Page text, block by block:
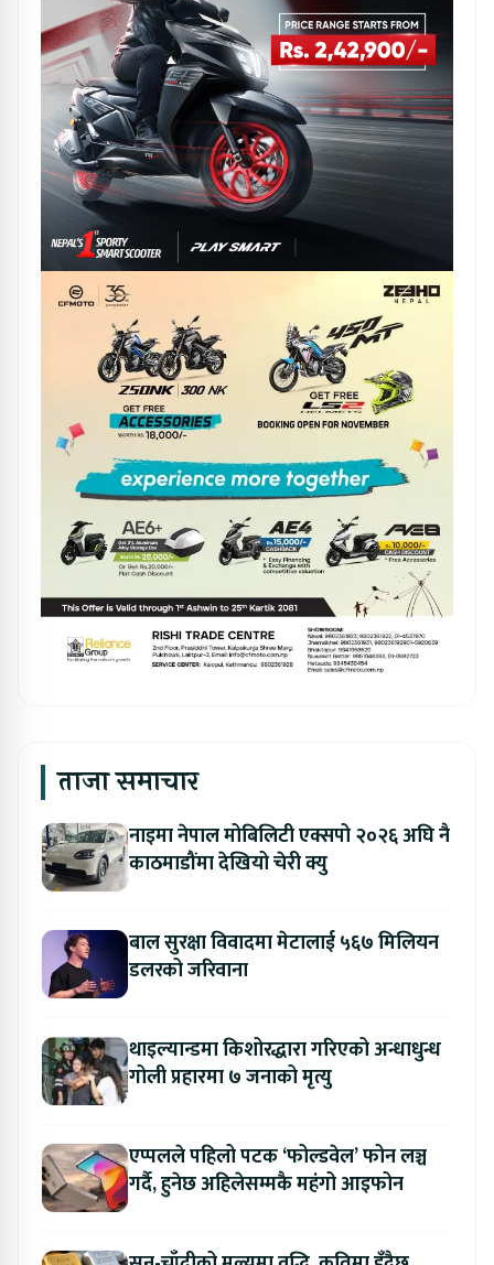
ताजा समाचार
नाइमा नेपाल मोबिलिटी एक्सपो २०२६ अघि नै
काठमाडौंमा देखियो चेरी क्यु
बाल सुरक्षा विवादमा मेटालाई ५६७ मिलियन
डलरको जरिवाना
थाइल्यान्डमा किशोरद्धारा गरिएको अन्धाधुन्ध
गोली प्रहारमा ७ जनाको मृत्यु
एप्पलले पहिलो पटक ‘फोल्डवेल’ फोन लञ्च
गर्दै, हुनेछ अहिलेसम्मकै महंगो आइफोन